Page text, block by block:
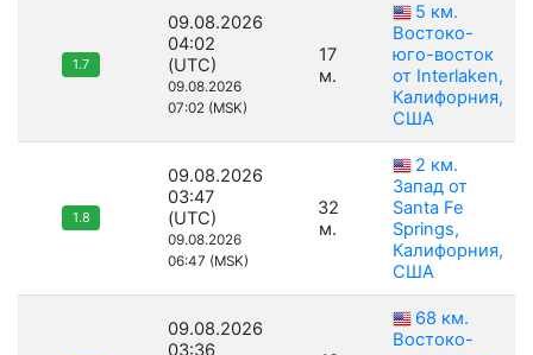
1.7
09.08.2026
04:02
(UTC)
09.08.2026
07:02 (MSK)
17
м.
5 км.
Востоко-
юго-восток
от Interlaken,
Калифорния,
США
1.8
09.08.2026
03:47
(UTC)
09.08.2026
06:47 (MSK)
32
м.
2 км.
Запад от
Santa Fe
Springs,
Калифорния,
США
09.08.2026
03:36
68 км.
Востоко-